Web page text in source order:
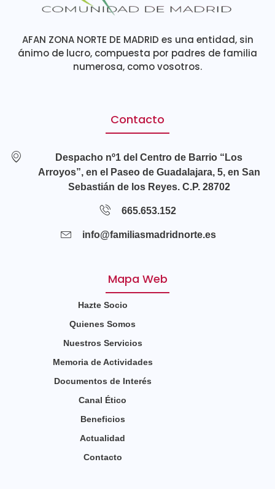
AFAN ZONA NORTE DE MADRID es una entidad, sin
ánimo de lucro, compuesta por padres de familia
numerosa, como vosotros.
Contacto
Despacho nº1 del Centro de Barrio “Los
Arroyos”, en el Paseo de Guadalajara, 5, en San
Sebastián de los Reyes. C.P. 28702
665.653.152
info@familiasmadridnorte.es
Mapa Web
Hazte Socio
Quienes Somos
Nuestros Servicios
Memoria de Actividades
Documentos de Interés
Canal Ético
Beneficios
Actualidad
Contacto